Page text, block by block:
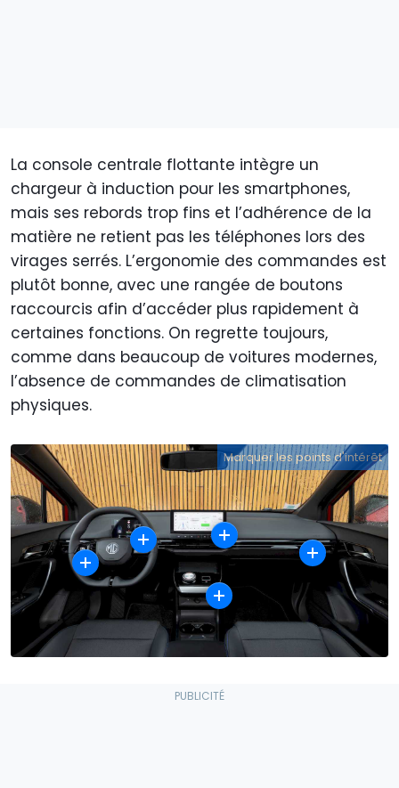
La console centrale flottante intègre un
chargeur à induction pour les smartphones,
mais ses rebords trop fins et l’adhérence de la
matière ne retient pas les téléphones lors des
virages serrés. L’ergonomie des commandes est
plutôt bonne, avec une rangée de boutons
raccourcis afin d’accéder plus rapidement à
certaines fonctions. On regrette toujours,
comme dans beaucoup de voitures modernes,
l’absence de commandes de climatisation
physiques.
Marquer les points d'intérêt